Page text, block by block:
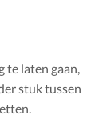
te laten gaan,
stuk tussen